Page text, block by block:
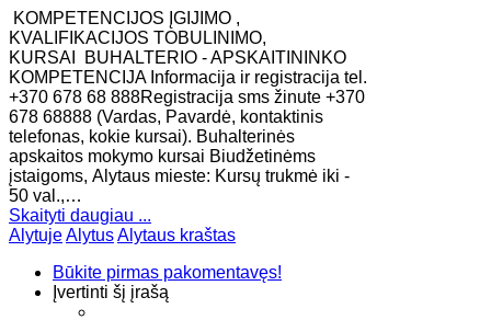
KOMPETENCIJOS ĮGIJIMO ,
KVALIFIKACIJOS TOBULINIMO,
KURSAI BUHALTERIO - APSKAITININKO
KOMPETENCIJA Informacija ir registracija tel.
+370 678 68 888Registracija sms žinute +370
678 68888 (Vardas, Pavardė, kontaktinis
telefonas, kokie kursai). Buhalterinės
apskaitos mokymo kursai Biudžetinėms
įstaigoms, Alytaus mieste: Kursų trukmė iki -
50 val.,…
Skaityti daugiau ...
AlytujeAlytusAlytaus kraštas
Būkite pirmas pakomentavęs!
Įvertinti šį įrašą